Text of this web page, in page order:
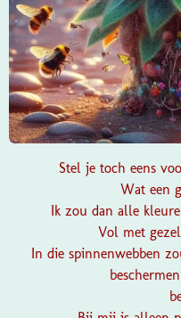
Stel je toch eens
Wat een
Ik zou dan alle
Vol met
In die spinnenwebben